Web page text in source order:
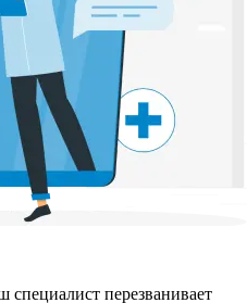
специалист перезванивает